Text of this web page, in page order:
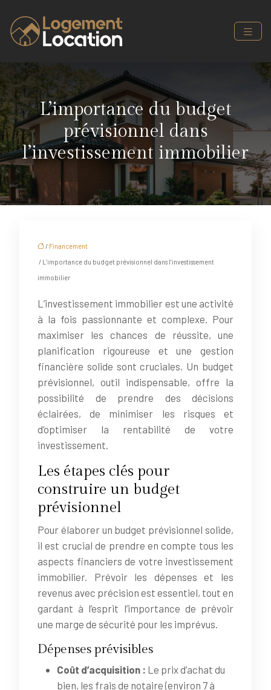
L’importance du budget
prévisionnel dans
l’investissement immobilier
/ Financement
/ L’importance du budget prévisionnel dans l’investissement
immobilier
L’investissement immobilier est une activité
à la fois passionnante et complexe. Pour
maximiser les chances de réussite, une
planification rigoureuse et une gestion
financière solide sont cruciales. Un budget
prévisionnel, outil indispensable, offre la
possibilité de prendre des décisions
éclairées, de minimiser les risques et
d’optimiser la rentabilité de votre
investissement.
Les étapes clés pour
construire un budget
prévisionnel
Pour élaborer un budget prévisionnel solide,
il est crucial de prendre en compte tous les
aspects financiers de votre investissement
immobilier. Prévoir les dépenses et les
revenus avec précision est essentiel, tout en
gardant à l’esprit l’importance de prévoir
une marge de sécurité pour les imprévus.
Dépenses prévisibles
Coût d’acquisition : Le prix d’achat du
bien, les frais de notaire (environ 7 à